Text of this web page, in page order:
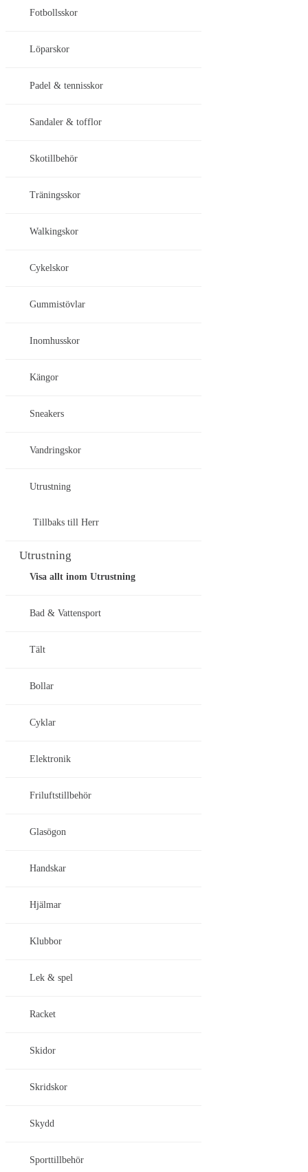
Fotbollsskor
Löparskor
Padel & tennisskor
Sandaler & tofflor
Skotillbehör
Träningsskor
Walkingskor
Cykelskor
Gummistövlar
Inomhusskor
Kängor
Sneakers
Vandringskor
Utrustning
Tillbaks till Herr
Utrustning
Visa allt inom Utrustning
Bad & Vattensport
Tält
Bollar
Cyklar
Elektronik
Friluftstillbehör
Glasögon
Handskar
Hjälmar
Klubbor
Lek & spel
Racket
Skidor
Skridskor
Skydd
Sporttillbehör